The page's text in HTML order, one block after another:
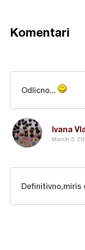
Komentari
Ivana
March 3,
Odlicno...
Definitivno,miris